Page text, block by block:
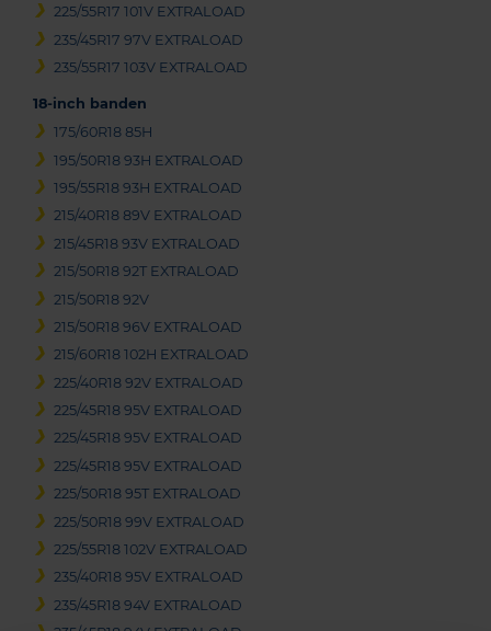
225/55R17 101V EXTRALOAD
235/45R17 97V EXTRALOAD
235/55R17 103V EXTRALOAD
18-inch banden
175/60R18 85H
195/50R18 93H EXTRALOAD
195/55R18 93H EXTRALOAD
215/40R18 89V EXTRALOAD
215/45R18 93V EXTRALOAD
215/50R18 92T EXTRALOAD
215/50R18 92V
215/50R18 96V EXTRALOAD
215/60R18 102H EXTRALOAD
225/40R18 92V EXTRALOAD
225/45R18 95V EXTRALOAD
225/45R18 95V EXTRALOAD
225/45R18 95V EXTRALOAD
225/50R18 95T EXTRALOAD
225/50R18 99V EXTRALOAD
225/55R18 102V EXTRALOAD
235/40R18 95V EXTRALOAD
235/45R18 94V EXTRALOAD